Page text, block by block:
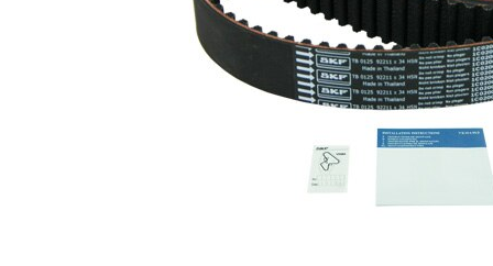
Styrrulle,
kuggrem
VKM 81005
Kuggrem
SKF03947 1